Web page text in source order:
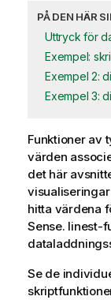
PÅ DEN HÄR
Uttryck för
Exempel:
Exempel 2:
Exempel 3:
Funktioner av
värden
det här
hitta värdena
Sense. linest-
Se de